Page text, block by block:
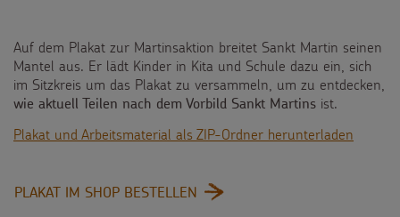
Auf dem Plakat zur Martinsaktion breitet Sankt Martin seinen
Mantel aus. Er lädt Kinder in Kita und Schule dazu ein, sich
im Sitzkreis um das Plakat zu versammeln, um zu entdecken,
wie aktuell Teilen nach dem Vorbild Sankt Martins ist.
Plakat und Arbeitsmaterial als ZIP-Ordner herunterladen
PLAKAT IM SHOP BESTELLEN